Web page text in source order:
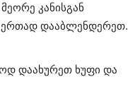
კანისგან
დააბლენდერეთ.
დაახურეთ ხუფი და